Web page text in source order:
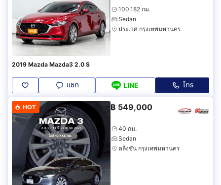
100,182 กม.
Sedan
ประเวศ กรุงเทพมหานคร
2019 Mazda Mazda3 2.0 S
แชท LINE โทร
HOT ฿ 549,000
40 กม.
Sedan
ตลิ่งชัน กรุงเทพมหานคร